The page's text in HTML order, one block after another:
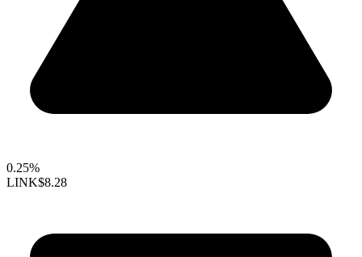
0.25%
LINK$8.28